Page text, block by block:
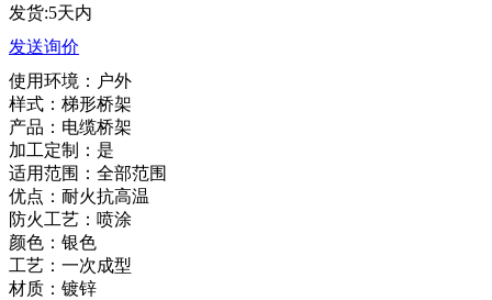
发货:5天内
发送询价
使用环境：户外
样式：梯形桥架
产品：电缆桥架
加工定制：是
适用范围：全部范围
优点：耐火抗高温
防火工艺：喷涂
颜色：银色
工艺：一次成型
材质：镀锌